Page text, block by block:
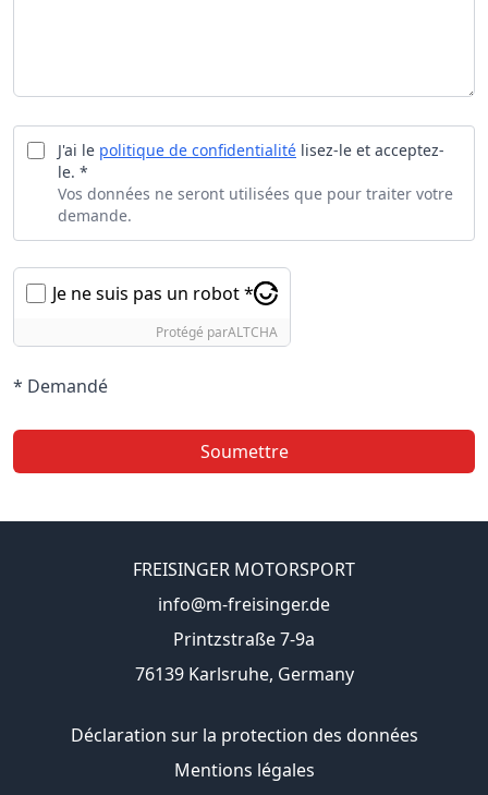
J'ai le politique de confidentialité lisez-le et acceptez-
le. *
Vos données ne seront utilisées que pour traiter votre
demande.
Je ne suis pas un robot *
Protégé parALTCHA
* Demandé
Soumettre
FREISINGER MOTORSPORT
info@m-freisinger.de
Printzstraße 7-9a
76139 Karlsruhe, Germany
Déclaration sur la protection des données
Mentions légales